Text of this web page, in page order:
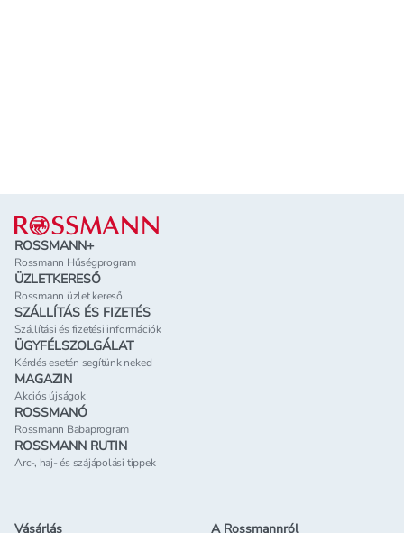
Lábléc
ROSSMANN+
Rossmann Hűségprogram
ÜZLETKERESŐ
Rossmann üzlet kereső
SZÁLLÍTÁS ÉS FIZETÉS
Szállítási és fizetési információk
ÜGYFÉLSZOLGÁLAT
Kérdés esetén segítünk neked
MAGAZIN
Akciós újságok
ROSSMANÓ
Rossmann Babaprogram
ROSSMANN RUTIN
Arc-, haj- és szájápolási tippek
Vásárlás A Rossmannról